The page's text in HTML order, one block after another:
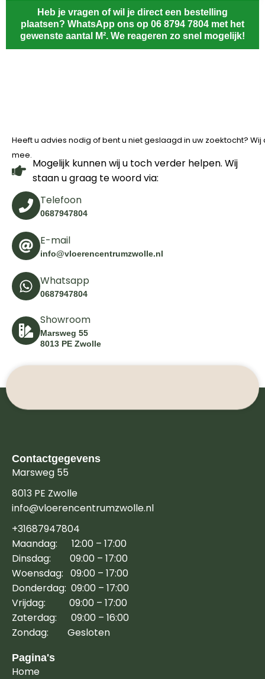
Heb je vragen of wil je direct een bestelling
plaatsen? WhatsApp ons op 06 8794 7804 met het
gewenste aantal M². We reageren zo snel mogelijk!
Heeft u advies nodig of bent u niet geslaagd in uw zoektocht?
mee.
Mogelijk kunnen wij u toch verder helpen. Wij
staan u graag te woord via:
Telefoon
0687947804
E-mail
info@vloerencentrumzwolle.nl
Whatsapp
0687947804
Showroom
Marsweg 55
8013 PE Zwolle
Contactgegevens
Marsweg 55
8013 PE Zwolle
info@vloerencentrumzwolle.nl
+31687947804
Maandag: 12:00 – 17:00
Dinsdag: 09:00 – 17:00
Woensdag: 09:00 – 17:00
Donderdag: 09:00 – 17:00
Vrijdag: 09:00 – 17:00
Zaterdag: 09:00 – 16:00
Zondag: Gesloten
Pagina's
Home